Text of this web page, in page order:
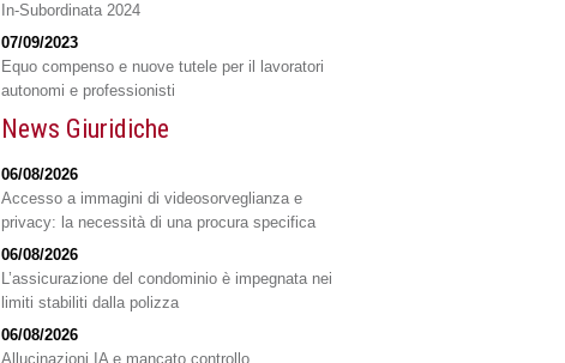
In-Subordinata 2024
07/09/2023
Equo compenso e nuove tutele per il lavoratori
autonomi e professionisti
News Giuridiche
06/08/2026
Accesso a immagini di videosorveglianza e
privacy: la necessità di una procura specifica
06/08/2026
L’assicurazione del condominio è impegnata nei
limiti stabiliti dalla polizza
06/08/2026
Allucinazioni IA e mancato controllo